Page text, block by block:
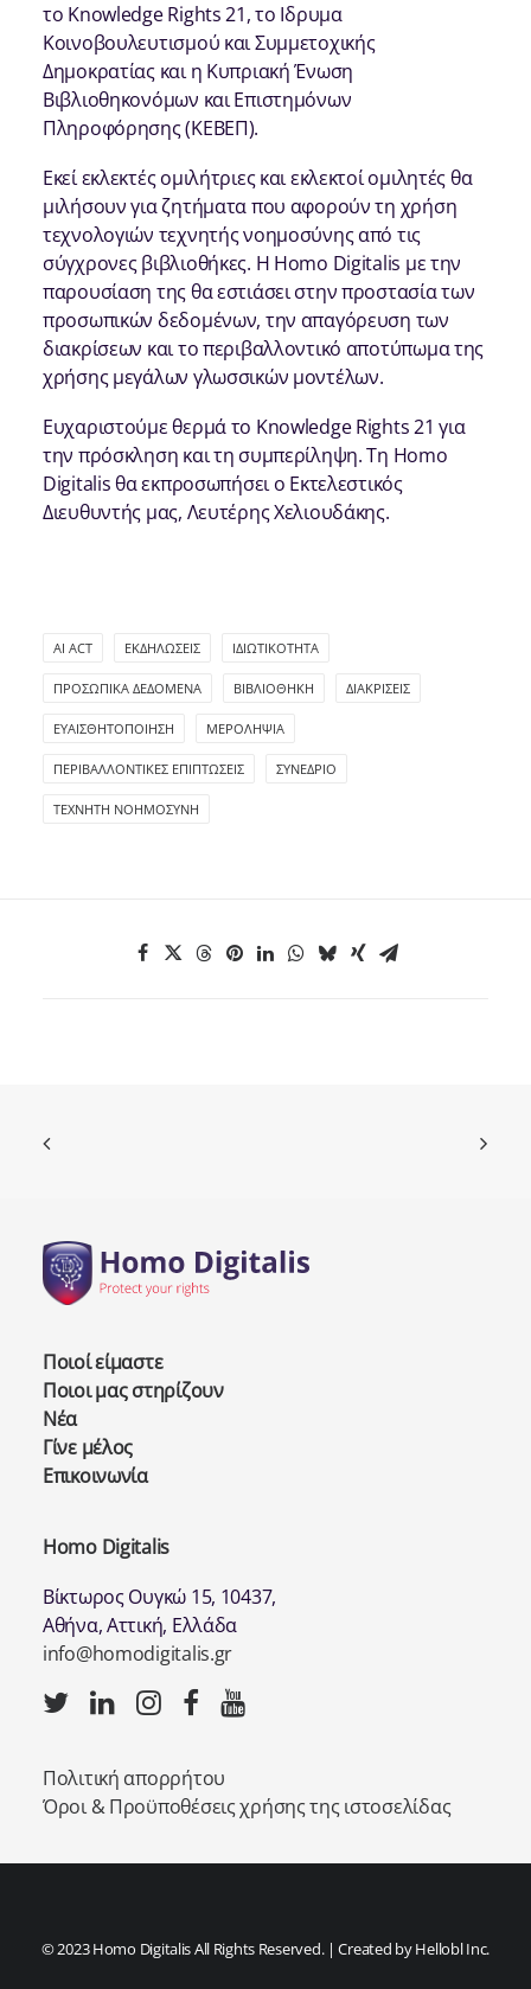
το Knowledge Rights 21, το Ιδρυμα
Κοινοβουλευτισμού και Συμμετοχικής
Δημοκρατίας και η Κυπριακή Ένωση
Βιβλιοθηκονόμων και Επιστημόνων
Πληροφόρησης (ΚΕΒΕΠ).
Εκεί εκλεκτές ομιλήτριες και εκλεκτοί ομιλητές θα
μιλήσουν για ζητήματα που αφορούν τη χρήση
τεχνολογιών τεχνητής νοημοσύνης από τις
σύγχρονες βιβλιοθήκες. H Homo Digitalis με την
παρουσίαση της θα εστιάσει στην προστασία των
προσωπικών δεδομένων, την απαγόρευση των
διακρίσεων και το περιβαλλοντικό αποτύπωμα της
χρήσης μεγάλων γλωσσικών μοντέλων.
Ευχαριστούμε θερμά το Knowledge Rights 21 για
την πρόσκληση και τη συμπερίληψη. Τη Homo
Digitalis θα εκπροσωπήσει ο Εκτελεστικός
Διευθυντής μας, Λευτέρης Χελιουδάκης.
AI ACT ΕΚΔΗΛΏΣΕΙΣ ΙΔΙΩΤΙΚΌΤΗΤΑ
ΠΡΟΣΩΠΙΚΆ ΔΕΔΟΜΈΝΑ ΒΙΒΛΙΟΘΉΚΗ ΔΙΑΚΡΊΣΕΙΣ
ΕΥΑΙΣΘΗΤΟΠΟΊΗΣΗ ΜΕΡΟΛΗΨΊΑ
ΠΕΡΙΒΑΛΛΟΝΤΙΚΈΣ ΕΠΙΠΤΏΣΕΙΣ ΣΥΝΈΔΡΙΟ
ΤΕΧΝΗΤΉ ΝΟΗΜΟΣΎΝΗ
Ποιοί είμαστε
Ποιοι μας στηρίζουν
Νέα
Γίνε μέλος
Επικοινωνία
Homo Digitalis
Βίκτωρος Ουγκώ 15, 10437,
Αθήνα, Αττική, Ελλάδα
info@homodigitalis.gr
Πολιτική απορρήτου
Όροι & Προϋποθέσεις χρήσης της ιστοσελίδας
© 2023 Homo Digitalis All Rights Reserved. | Created byHellobl Inc.